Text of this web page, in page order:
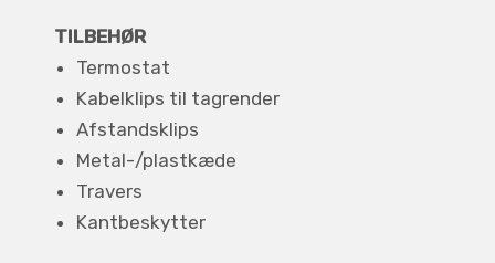
TILBEHØR
Termostat
Kabelklips til tagrender
Afstandsklips
Metal-/plastkæde
Travers
Kantbeskytter